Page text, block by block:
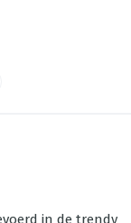
in de trendy